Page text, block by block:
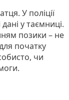
У поліції
у таємниці.
позики – не
початку
чи